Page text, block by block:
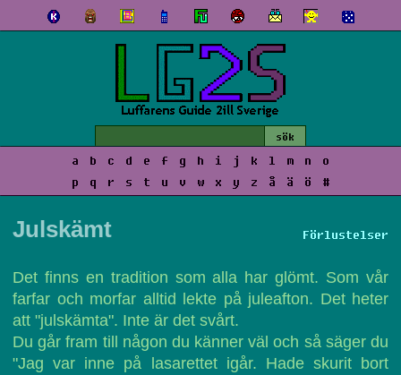
a b c d e f g h i j k l m n
o
p
q r s t u v w x y z å ä ö #
Förlustelser
Julskämt
Det finns en tradition som alla har glömt. Som vår
farfar och morfar alltid lekte på juleafton. Det heter
att "julskämta". Inte är det svårt.
Du går fram till någon du känner väl och så säger du
"Jag var inne på lasarettet igår. Hade skurit bort